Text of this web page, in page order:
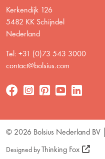
Kerkendijk 126
5482 KK Schijndel
Nederland
Tel: +31 (0)73 543 3000
contact@bolsius.com
© 2026 Bolsius Nederland BV
Designed byThinking Fox